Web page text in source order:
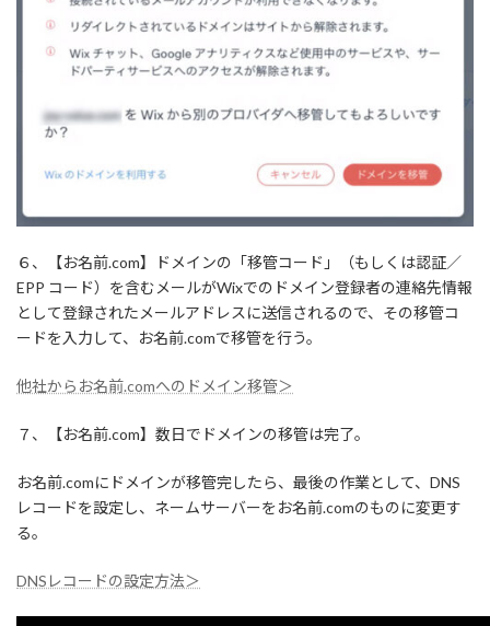
６、【お名前.com】ドメインの「移管コード」（もしくは認証／
EPP コード）を含むメールがWixでのドメイン登録者の連絡先情報
として登録されたメールアドレスに送信されるので、その移管コ
ードを入力して、お名前.comで移管を行う。
他社からお名前.comへのドメイン移管＞
７、【お名前.com】数日でドメインの移管は完了。
お名前.comにドメインが移管完したら、最後の作業として、DNS
レコードを設定し、ネームサーバーをお名前.comのものに変更す
る。
DNSレコードの設定方法＞